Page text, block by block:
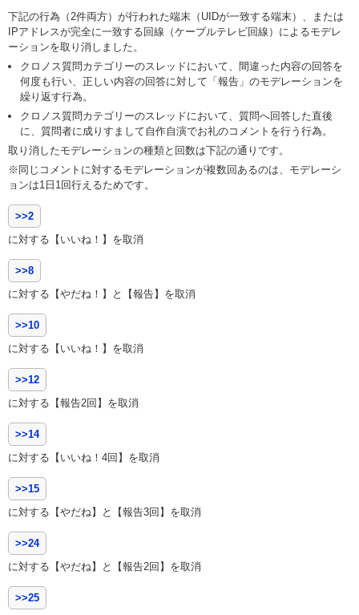
下記の行為（2件両方）が行われた端末（UIDが一致する端末）、または
IPアドレスが完全に一致する回線（ケーブルテレビ回線）によるモデレ
ーションを取り消しました。
クロノス質問カテゴリーのスレッドにおいて、間違った内容の回答を
何度も行い、正しい内容の回答に対して「報告」のモデレーションを
繰り返す行為。
クロノス質問カテゴリーのスレッドにおいて、質問へ回答した直後
に、質問者に成りすまして自作自演でお礼のコメントを行う行為。
取り消したモデレーションの種類と回数は下記の通りです。
※同じコメントに対するモデレーションが複数回あるのは、モデレーシ
ョンは1日1回行えるためです。
>>2
に対する【いいね！】を取消
>>8
に対する【やだね！】と【報告】を取消
>>10
に対する【いいね！】を取消
>>12
に対する【報告2回】を取消
>>14
に対する【いいね！4回】を取消
>>15
に対する【やだね】と【報告3回】を取消
>>24
に対する【やだね】と【報告2回】を取消
>>25